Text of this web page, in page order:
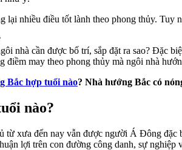
lại nhiều điều tốt lành theo phong thủy.
nhà cần được bố trí, sắp đặt ra sao? Đặc
điềm may theo phong thủy mà ngôi nhà
Bắc hợp tuổi nào? Nhà hướng Bắc có
nào?
từ xưa đến nay vẫn được người Á Đông
lợi trên con đường công danh, sự nghiệp